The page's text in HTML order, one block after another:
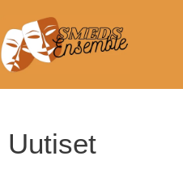
Uutiset